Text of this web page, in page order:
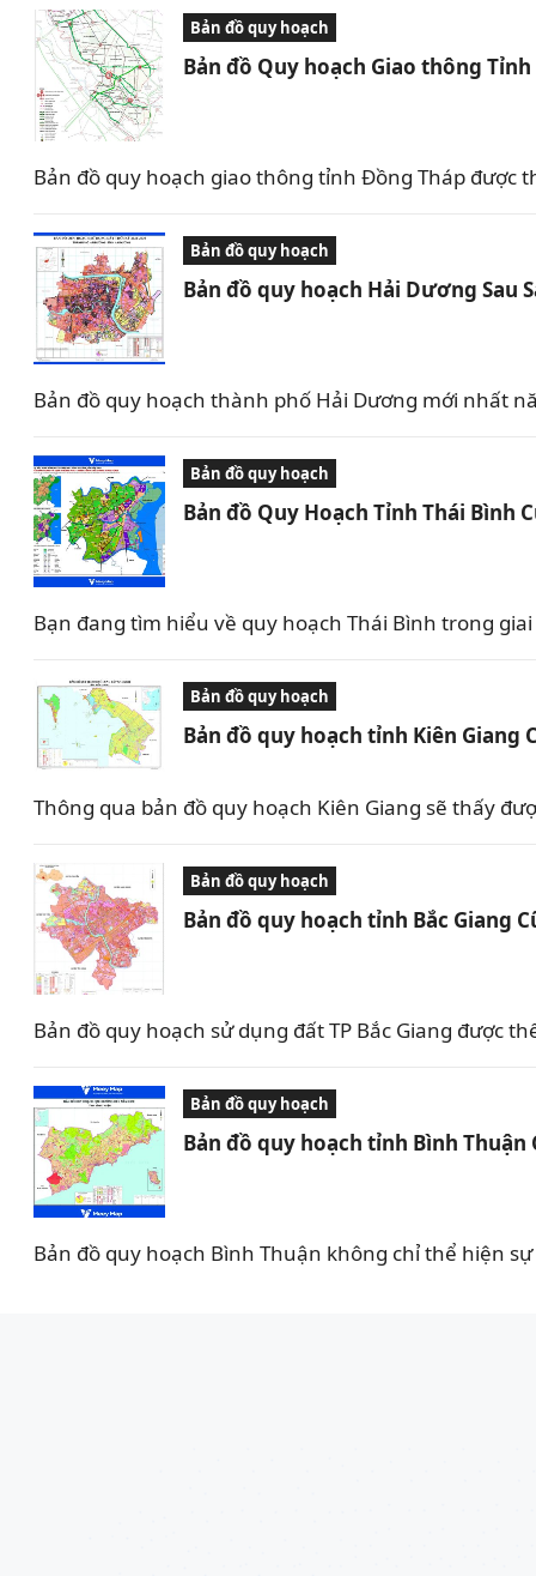
Bản đồ quy hoạch
Bản đồ Quy hoạch Giao thông
Bản đồ quy hoạch giao thông tỉnh Đồng Tháp
Bản đồ quy hoạch
Bản đồ quy hoạch Hải Dương Sau
Bản đồ quy hoạch thành phố Hải Dương mới nhất
Bản đồ quy hoạch
Bản đồ Quy Hoạch Tỉnh Thái Bình
Bạn đang tìm hiểu về quy hoạch Thái Bình trong
Bản đồ quy hoạch
Bản đồ quy hoạch tỉnh Kiên Giang
Thông qua bản đồ quy hoạch Kiên Giang sẽ thấy
Bản đồ quy hoạch
Bản đồ quy hoạch tỉnh Bắc Giang
Bản đồ quy hoạch sử dụng đất TP Bắc Giang được
Bản đồ quy hoạch
Bản đồ quy hoạch tỉnh Bình Thuận
Bản đồ quy hoạch Bình Thuận không chỉ thể hiện